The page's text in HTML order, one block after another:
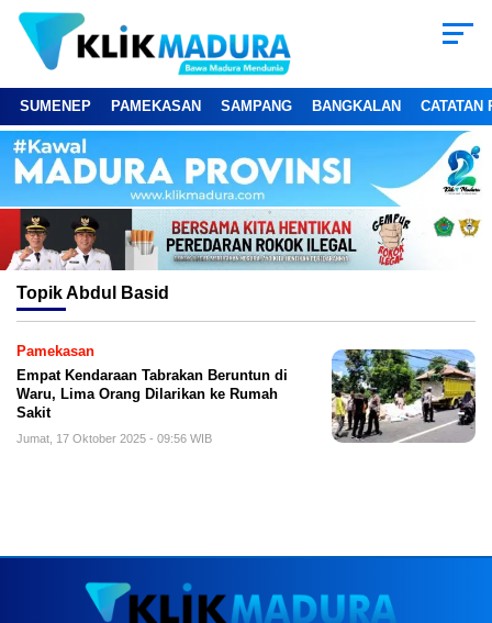
SUMENEP PAMEKASAN SAMPANG BANGKALAN CATATAN
TopikAbdul Basid
Pamekasan
Empat Kendaraan Tabrakan Beruntun di
Waru, Lima Orang Dilarikan ke Rumah
Sakit
Jumat, 17 Oktober 2025 - 09:56 WIB